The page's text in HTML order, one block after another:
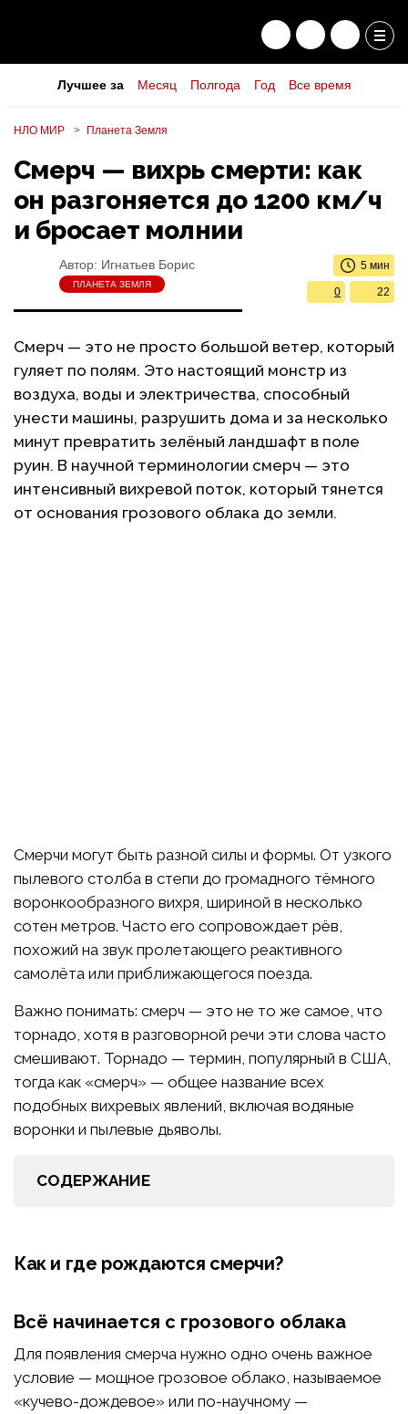
Лучшее за Месяц Полгода Год Все время
НЛО МИР Планета Земля
Смерч — вихрь смерти: как
он разгоняется до 1200 км/ч
и бросает молнии
Автор: Игнатьев Борис
ПЛАНЕТА ЗЕМЛЯ
5 мин
22
0
Смерч — это не просто большой ветер, который
гуляет по полям. Это настоящий монстр из
воздуха, воды и электричества, способный
унести машины, разрушить дома и за несколько
минут превратить зелёный ландшафт в поле
руин. В научной терминологии смерч — это
интенсивный вихревой поток, который тянется
от основания грозового облака до земли.
Смерчи могут быть разной силы и формы. От узкого
пылевого столба в степи до громадного тёмного
воронкообразного вихря, шириной в несколько
сотен метров. Часто его сопровождает рёв,
похожий на звук пролетающего реактивного
самолёта или приближающегося поезда.
Важно понимать: смерч — это не то же самое, что
торнадо, хотя в разговорной речи эти слова часто
смешивают. Торнадо — термин, популярный в США,
тогда как «смерч» — общее название всех
подобных вихревых явлений, включая водяные
воронки и пылевые дьяволы.
СОДЕРЖАНИЕ
Как и где рождаются смерчи?
Всё начинается с грозового облака
Для появления смерча нужно одно очень важное
условие — мощное грозовое облако, называемое
«кучево-дождевое» или по-научному —